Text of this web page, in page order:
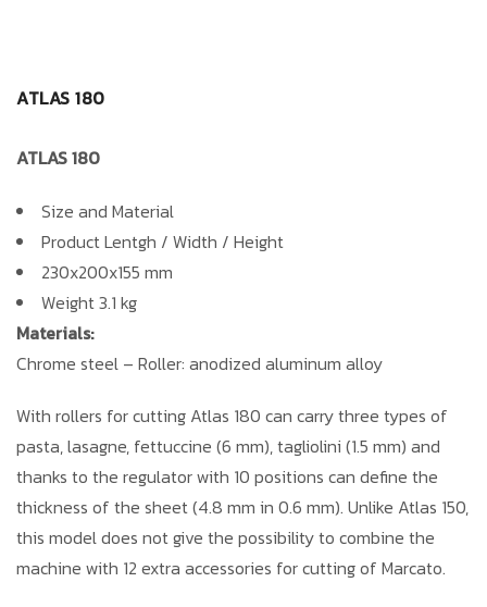
ATLAS 180
ATLAS 180
Size and Material
Product Lentgh / Width / Height
230x200x155 mm
Weight 3.1 kg
Materials:
Chrome steel – Roller: anodized aluminum alloy
With rollers for cutting Atlas 180 can carry three types of
pasta, lasagne, fettuccine (6 mm), tagliolini (1.5 mm) and
thanks to the regulator with 10 positions can define the
thickness of the sheet (4.8 mm in 0.6 mm). Unlike Atlas 150,
this model does not give the possibility to combine the
machine with 12 extra accessories for cutting of Marcato.